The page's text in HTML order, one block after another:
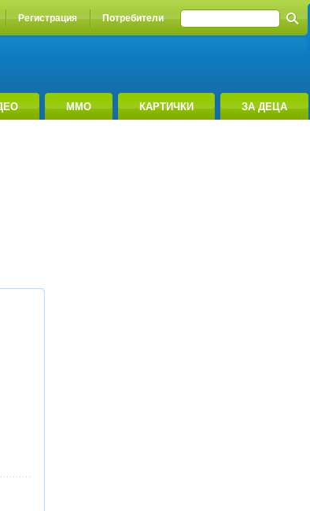
Регистрация Потребители
MMO КАРТИЧКИ ЗА ДЕЦА